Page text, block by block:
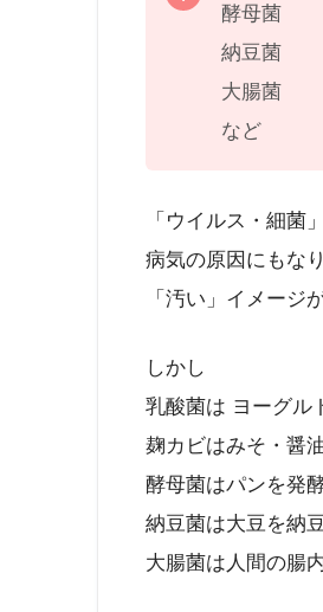
酵母菌
納豆菌
大腸菌
など
「ウイルス・細菌
病気の原因にもな
「汚い」イメージ
しかし
乳酸菌は ヨーグル
麹カビはみそ・醤
酵母菌はパンを発
納豆菌は大豆を納
大腸菌は人間の腸